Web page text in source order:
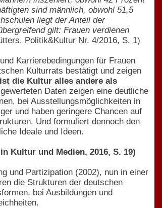
sind männlich, obwohl 51,5
liegt der Anteil der
gilt: Frauen verdienen
Politik&Kultur Nr. 4/2016, S. 1)
Karrierebedingungen für Frauen
Kulturrats bestätigt und zeigen
die Kultur alles andere als
Daten zeigen eine deutliche
bei Ausstellungsmöglichkeiten in
und haben geringere Chancen auf
Und formuliert dennoch den
Ideale und Ideen.
Kultur und Medien, 2016, S. 19)
und Partizipation (2002), nun in einer
die Strukturen der deutschen
bei Ausbildungen und